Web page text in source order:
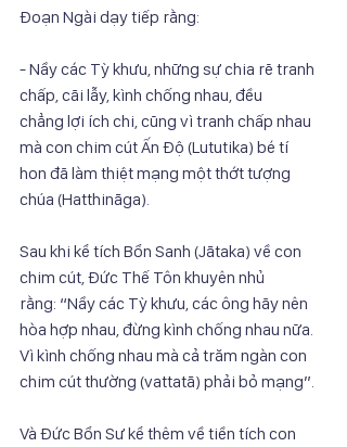
Đoạn Ngài dạy tiếp rằng:
- Nầy các Tỳ khưu, những sự chia rẽ tranh
chấp, cãi lẫy, kình chống nhau, đều
chẳng lợi ích chi, cũng vì tranh chấp nhau
mà con chim cút Ấn Độ (Lututika) bé tí
hon đã làm thiệt mạng một thớt tượng
chúa (Hatthināga).
Sau khi kể tích Bổn Sanh (Jātaka) về con
chim cút, Đức Thế Tôn khuyên nhủ
rằng: “Nầy các Tỳ khưu, các ông hãy nên
hòa hợp nhau, đừng kình chống nhau nữa.
Vì kình chống nhau mà cả trăm ngàn con
chim cút thường (vattatā) phải bỏ mạng”.
Và Đức Bổn Sư kể thêm về tiền tích con